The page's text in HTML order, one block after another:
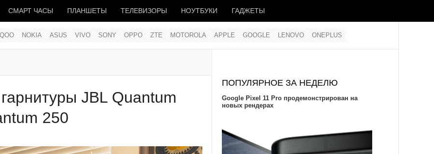
СМАРТ ЧАСЫ ПЛАНШЕТЫ ТЕЛЕВИЗОРЫ НОУТБУКИ ГАДЖЕТЫ
NOKIA ASUS VIVO SONY OPPO ZTE MOTOROLA APPLE GOOGLE LENOVO ONEPLUS
JBL Quantum
250
ПОПУЛЯРНОЕ ЗА НЕДЕЛЮ
Google Pixel 11 Pro продемонстрирован на
новых рендерах